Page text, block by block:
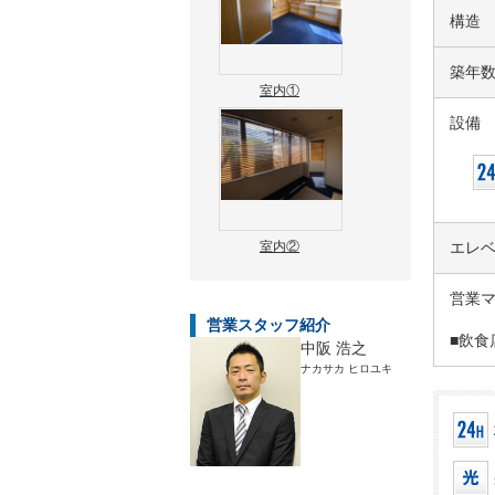
室内①
室内②
営業スタッフ紹介
中阪 浩之
ナカサカ ヒロユキ
構造
築年数
設備
エレ
営業
■飲食